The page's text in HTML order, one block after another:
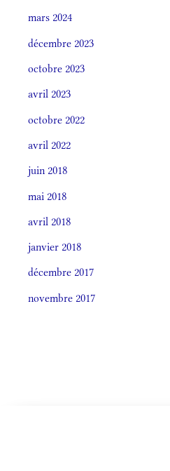
mars 2024
décembre 2023
octobre 2023
avril 2023
octobre 2022
avril 2022
juin 2018
mai 2018
avril 2018
janvier 2018
décembre 2017
novembre 2017